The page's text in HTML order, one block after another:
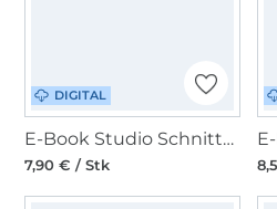
DIGITAL
E-Book Studio Schnittreif Frau Anett Blusentop
7,90 € / Stk